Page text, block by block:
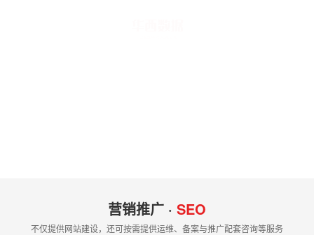
营销推广 · SEO
不仅提供网站建设，还可按需提供运维、备案与推广配套咨询等服务